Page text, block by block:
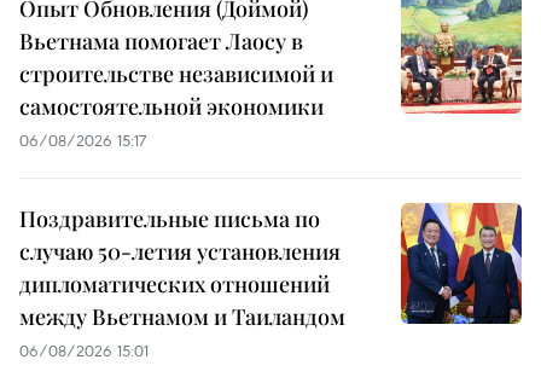
Опыт Обновления (Доймой)
Вьетнама помогает Лаосу в
строительстве независимой и
самостоятельной экономики
06/08/2026 15:17
Поздравительные письма по
случаю 50-летия установления
дипломатических отношений
между Вьетнамом и Таиландом
06/08/2026 15:01